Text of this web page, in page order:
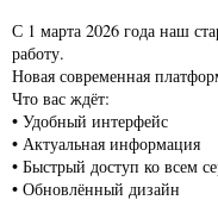
С 1 марта 2026 года наш
работу.
Новая современная
Что вас ждёт:
• Удобный интерфейс
• Актуальная информация
• Быстрый доступ ко всем
• Обновлённый дизайн